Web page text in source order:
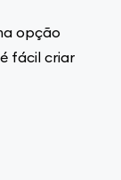
opção
fácil criar